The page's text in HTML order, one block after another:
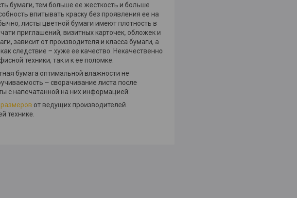
бумаги, тем больше ее жесткость и больше
впитывать краску без проявления ее на
листы цветной бумаги имеют плотность в
приглашений, визитных карточек, обложек и
зависит от производителя и класса бумаги, а
следствие – хуже ее качество. Некачественно
техники, так и к ее поломке.
бумага оптимальной влажности не
– сворачивание листа после
с напечатанной на них информацией.
от ведущих производителей.
технике.